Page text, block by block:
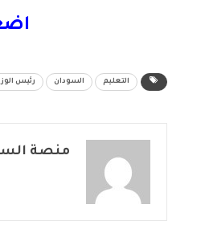
التعليم السودان رئيس
منصة